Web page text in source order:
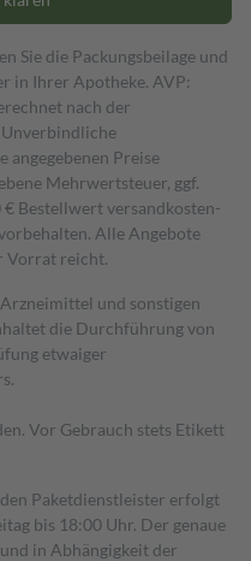
Sie die Packungsbeilage und
in Ihrer Apotheke. AVP:
nach der
angegebenen Preise
Mehrwertsteuer, ggf.
€ Bestell­wert versand­kosten­
Alle Angebote
Vorrat reicht.
und sonstigen
die Durchführung von
etwaiger
Vor Gebrauch stets Etikett
Paketdienstleister erfolgt
bis 18:00 Uhr. Der genaue
in Abhängigkeit der